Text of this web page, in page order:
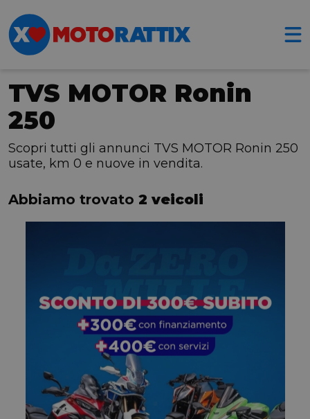
TVS MOTOR Ronin
250
Scopri tutti gli annunci TVS MOTOR Ronin 250
usate, km 0 e nuove in vendita.
Abbiamo trovato 2 veicoli